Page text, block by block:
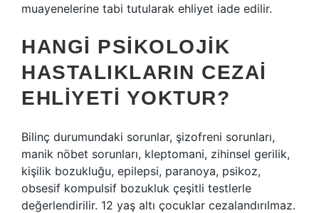
muayenelerine tabi tutularak ehliyet iade edilir.
HANGI PSIKOLOJIK
HASTALIKLARIN CEZAI
EHLIYETI YOKTUR?
Bilinç durumundaki sorunlar, şizofreni sorunları,
manik nöbet sorunları, kleptomani, zihinsel gerilik,
kişilik bozukluğu, epilepsi, paranoya, psikoz,
obsesif kompulsif bozukluk çeşitli testlerle
değerlendirilir. 12 yaş altı çocuklar cezalandırılmaz.